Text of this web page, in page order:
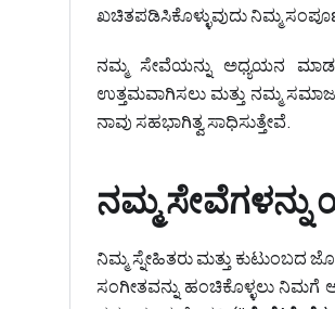
ಖಚಿತಪಡಿಸಿಕೊಳ್ಳುವುದು ನಿಮ್ಮ
ನಮ್ಮ ಸೇವೆಯನ್ನು ಅಧ್ಯಯನ
ಉತ್ತಮವಾಗಿಸಲು ಮತ್ತು ನಮ್ಮ
ನಾವು ಸಹಭಾಗಿತ್ವ ಸಾಧಿಸುತ್ತೇವೆ.
ನಮ್ಮ
ನಿಮ್ಮ ಸ್ನೇಹಿತರು ಮತ್ತು ಕುಟುಂಬದ
ಸಂಗೀತವನ್ನು ಹಂಚಿಕೊಳ್ಳಲು ನಿಮಗೆ